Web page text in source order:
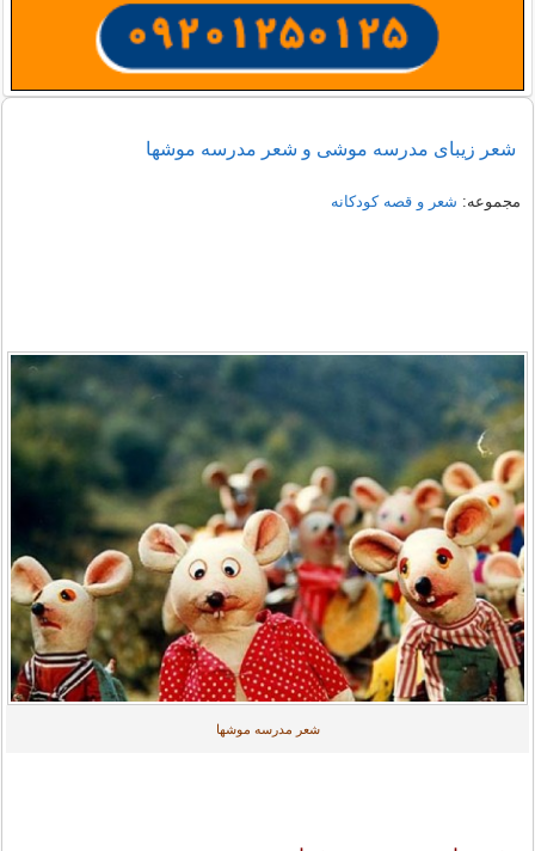
شعر زیبای مدرسه موشی و شعر مدرسه موشها
مجموعه: شعر و قصه کودکانه
شعر مدرسه موشها